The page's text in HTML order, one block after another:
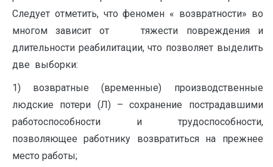
Следует отметить, что феномен « возвратности» во
многом зависит от тяжести повреждения и
длительности реабилитации, что позволяет выделить
две выборки:
1) возвратные (временные) производственные
людские потери (Л) – сохранение пострадавшими
работоспособности и трудоспособности,
позволяющее работнику возвратиться на прежнее
место работы;